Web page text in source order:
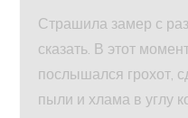
Страшила замер с
сказать. В этот
послышался грохот,
пыли и хлама в углу